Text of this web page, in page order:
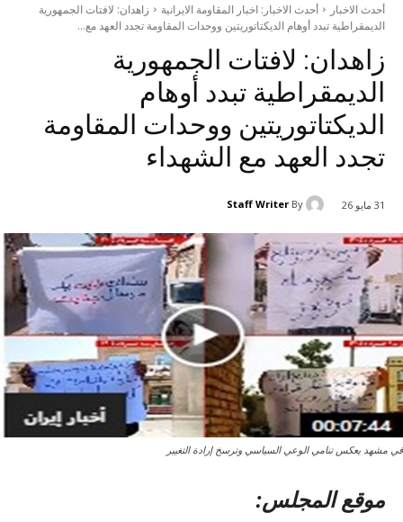
أحدث الاخبار أحدث الاخبار: اخبار المقاومة الايرانية
زاهدان: لافتات الجمهورية
الديمقراطية تبدد أوهام الديكتاتوريتین ووحدات المقاومة تجدد العهد مع...
زاهدان: لافتات الجمهورية
الديمقراطية تبدد أوهام
الديكتاتوريتین ووحدات المقاومة
تجدد العهد مع الشهداء
31 مايو 26 By
Staff Writer
في مشهد يعكس تنامي الوعي السياسي وترسخ إرادة التغيير
موقع المجلس: